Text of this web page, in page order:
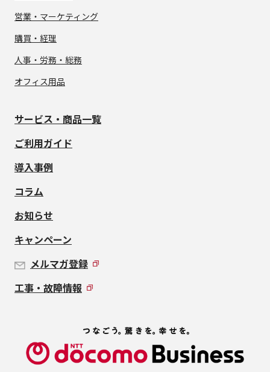
営業・マーケティング
購買・経理
人事・労務・総務
オフィス用品
サービス・商品一覧
ご利用ガイド
導入事例
コラム
お知らせ
キャンペーン
メルマガ登録
工事・故障情報